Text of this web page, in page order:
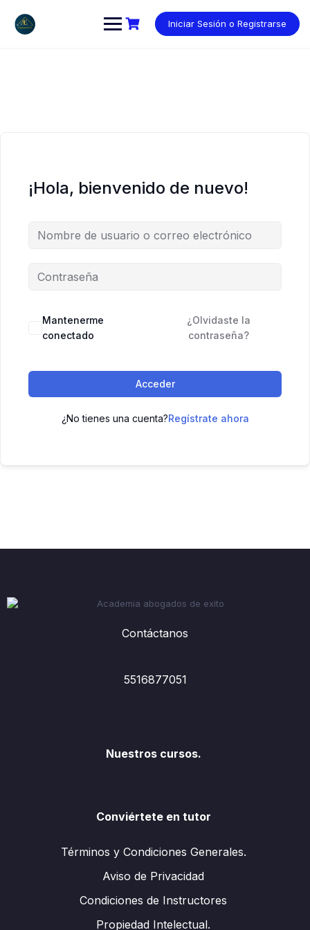
contenido
Iniciar Sesión o Registrarse
¡Hola, bienvenido de nuevo!
Mantenerme
conectado
¿Olvidaste la
contraseña?
Acceder
¿No tienes una cuenta?Regístrate ahora
Contáctanos
5516877051
Nuestros cursos.
Conviértete en tutor
Términos y Condiciones Generales.
Aviso de Privacidad
Condiciones de Instructores
Propiedad Intelectual.